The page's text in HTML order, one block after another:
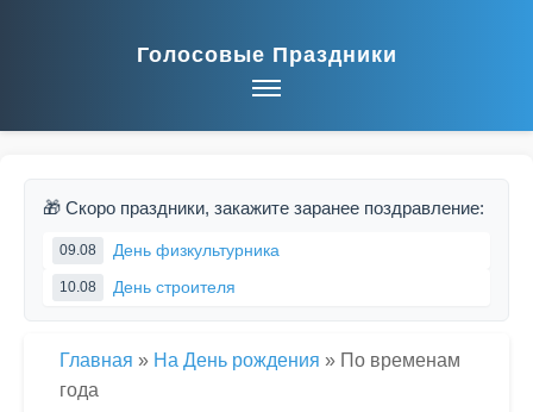
Голосовые Праздники
🎁 Скоро праздники, закажите заранее поздравление:
09.08 День физкультурника
10.08 День строителя
Главная » На День рождения » По временам
года